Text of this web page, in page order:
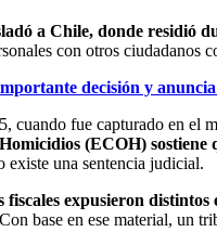
a Chile, donde residió
con otros
decisión y
cuando fue capturado en
(ECOH)
existe una sentencia judicial.
expusieron
base en ese material, un